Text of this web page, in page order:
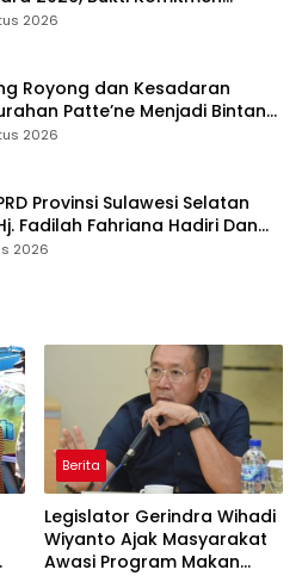
Kesehatan Berkualitas
2026
Royong dan Kesadaran
Patte’ne Menjadi Bintang
2026
2026
Provinsi Sulawesi Selatan
Fadilah Fahriana Hadiri Dan
: Takalar Menyalakan Lentera
2026
Berita
Legislator Gerindra Wihadi
Wiyanto Ajak Masyarakat
Awasi Program Makan